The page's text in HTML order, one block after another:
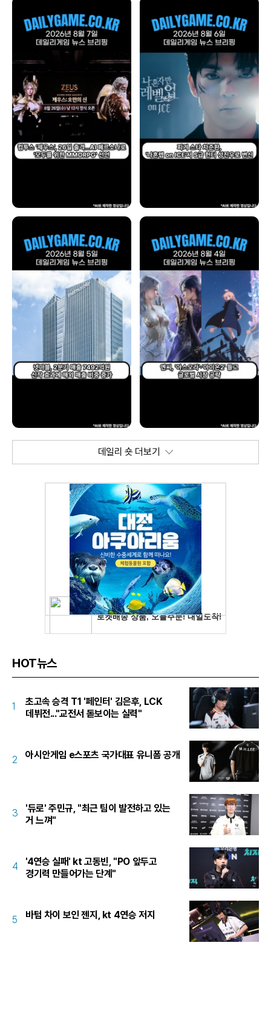
데일리 숏 더보기
HOT뉴스
1
초고속 승격 T1 '페인터' 김은후, LCK
데뷔전..."교전서 돋보이는 실력"
2 아시안게임 e스포츠 국가대표 유니폼 공개
3
'듀로' 주민규, "최근 팀이 발전하고 있는
거 느껴"
4
'4연승 실패' kt 고동빈, "PO 앞두고
경기력 만들어가는 단계"
5 바텀 차이 보인 젠지, kt 4연승 저지